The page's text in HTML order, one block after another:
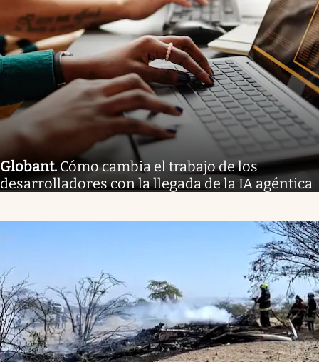
Globant. Cómo cambia el trabajo de los
desarrolladores con la llegada de la IA agéntica